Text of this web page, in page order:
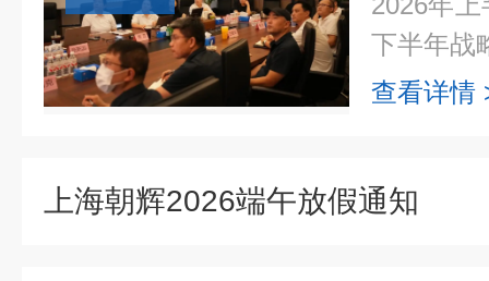
下半年战
查看详情
上海朝辉2026端午放假通知